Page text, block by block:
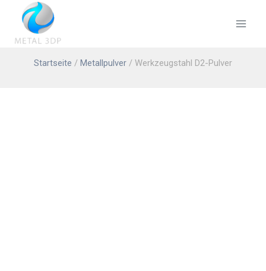
Startseite / Metallpulver / Werkzeugstahl D2-Pulver